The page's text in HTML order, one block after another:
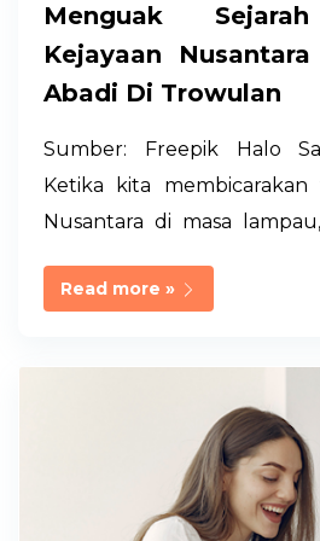
Menguak
Kejayaan
Abadi Di Trowulan
Sumber: Freepik Halo
Ketika kita membicarakan
Nusantara di masa
Majapahit. Dikenal
pada abad ke-14,
legenda sejarah,
kejayaan bangsa
Raden Wijaya hingga
Sumpah Palapa hingga
Read more »